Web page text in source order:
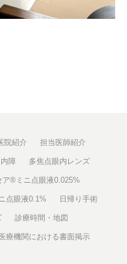
院紹介 担当医師紹介
障 多焦点眼内レンズ
®ミニ点眼液0.025%
点眼液0.1% 日帰り手術
診療時間・地図
療機関における書面掲示